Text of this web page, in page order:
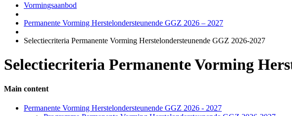
Vormingsaanbod
Permanente Vorming Herstelondersteunende GGZ 2026 – 2027
Selectiecriteria Permanente Vorming Herstelondersteunende GGZ 2026-2027
Selectiecriteria Permanente Vorming
Main content
SidePermanente Vorming Herstelondersteunende GGZ 2026 - 2027